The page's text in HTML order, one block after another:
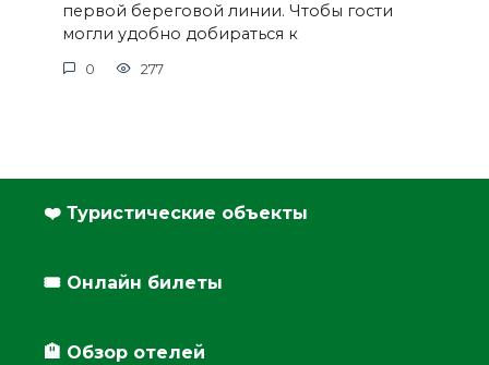
первой береговой линии. Чтобы гости
могли удобно добираться к
0 277
❤️ Туристические объекты
🎟️ Онлайн билеты
🏨 Обзор отелей